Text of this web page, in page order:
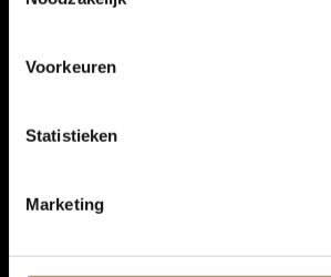
Voorkeuren
Statistieken
Marketing